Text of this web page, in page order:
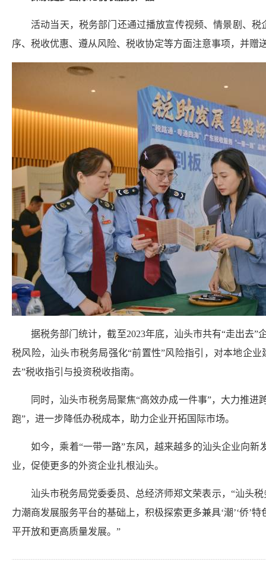
活动当天，税务部门还通过播放宣传视频、情景剧、
序、税收优惠、遵从风险、税收协定等方面注意事项，并赠
据税务部门统计，截至2023年底，汕头市共有“走出去
税风险，汕头市税务局强化“前置性”风险指引，对本地企
去”税收指引与投资税收指南。
同时，汕头市税务局聚焦“高效办成一件事”，大力推
跑”，进一步降低办税成本，助力企业开拓国际市场。
如今，乘着“一带一路”东风，越来越多的汕头企业向
业，促使更多的外资企业扎根汕头。
汕头市税务局党委委员、总经济师郑文荣表示，“汕头
力潮商发展服务平台的基础上，积极探索更多兼具‘潮’‘侨’
平开放和更高质量发展。”